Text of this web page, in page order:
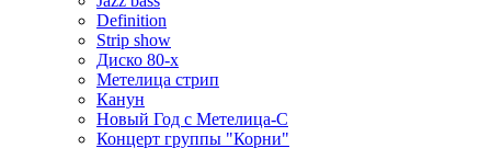
Definition
Strip show
Диско 80-х
Метелица стрип
Канун
Новый Год с Метелица-С
Концерт группы "Корни"